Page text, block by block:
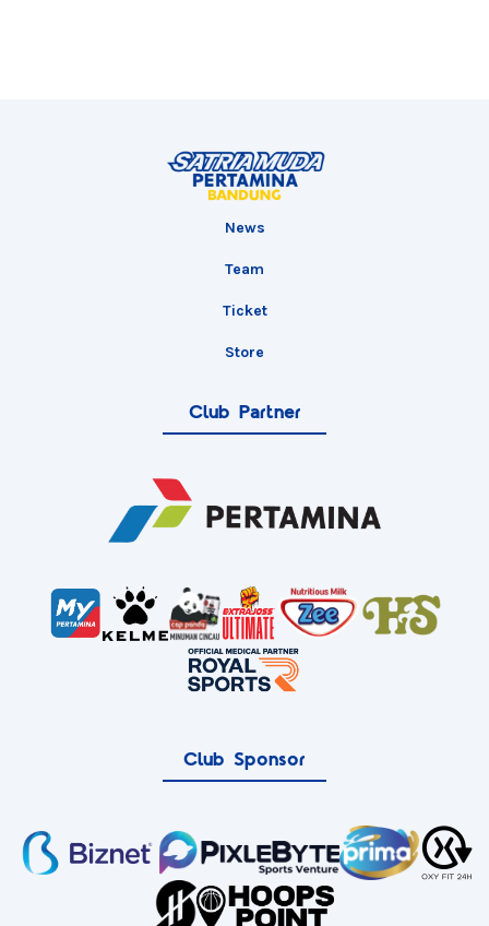
News
Team
Ticket
Store
Club Partner
Club Sponsor